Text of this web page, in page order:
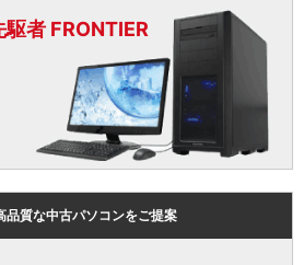
者 FRONTIER
品質な中古パソコンをご提案